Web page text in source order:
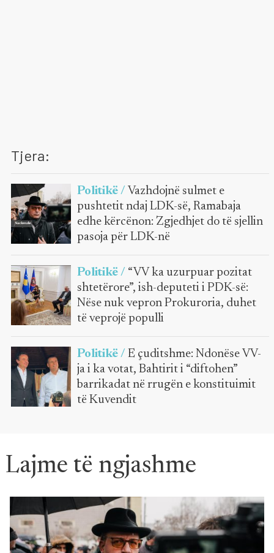
Tjera:
Politikë / Vazhdojnë sulmet e
pushtetit ndaj LDK-së, Ramabaja
edhe kërcënon: Zgjedhjet do të sjellin
pasoja për LDK-në
Politikë / “VV ka uzurpuar pozitat
shtetërore”, ish-deputeti i PDK-së:
Nëse nuk vepron Prokuroria, duhet
të veprojë populli
Politikë / E çuditshme: Ndonëse VV-
ja i ka votat, Bahtirit i “diftohen”
barrikadat në rrugën e konstituimit
të Kuvendit
Lajme të ngjashme